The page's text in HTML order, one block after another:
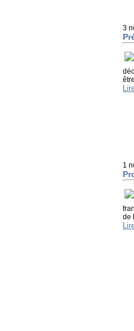
3
1
de